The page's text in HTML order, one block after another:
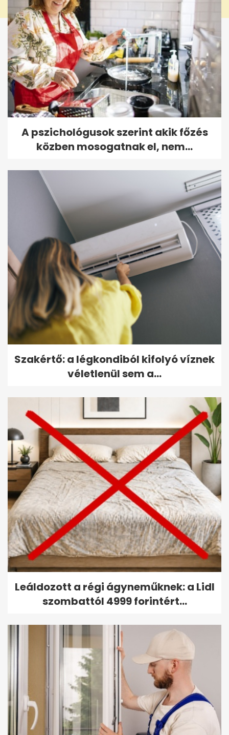
A pszichológusok szerint akik főzés
közben mosogatnak el, nem...
Szakértő: a légkondiból kifolyó víznek
véletlenül sem a...
Leáldozott a régi ágyneműknek: a Lidl
szombattól 4999 forintért...